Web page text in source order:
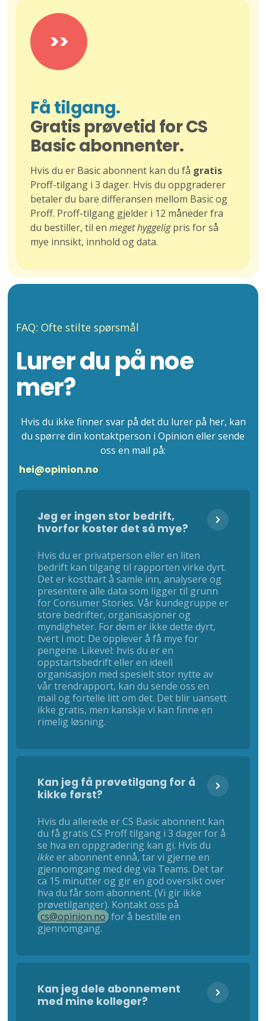
>>
Få tilgang.
Gratis prøvetid for CS
Basic abonnenter.
Hvis du er Basic abonnent kan du få gratis
Proff-tilgang i 3 dager. Hvis du oppgraderer
betaler du bare differansen mellom Basic og
Proff. Proff-tilgang gjelder i 12 måneder fra
du bestiller, til en meget hyggeligpris for så
mye innsikt, innhold og data.
FAQ: Ofte stilte spørsmål
Lurer du på noe
mer?
Hvis du ikke finner svar på det du lurer på her, kan
du spørre din kontaktperson i Opinion eller sende
oss en mail på:
hei@opinion.no
Jeg er ingen stor bedrift,
hvorfor koster det så mye?
Hvis du er privatperson eller en liten
bedrift kan tilgang til rapporten virke dyrt.
Det er kostbart å samle inn, analysere og
presentere alle data som ligger til grunn
for Consumer Stories. Vår kundegruppe er
store bedrifter, organisasjoner og
myndigheter. For dem er ikke dette dyrt,
tvert i mot: De opplever å få mye for
pengene. Likevel: hvis du er en
oppstartsbedrift eller en ideell
organisasjon med spesielt stor nytte av
vår trendrapport, kan du sende oss en
mail og fortelle litt om det. Det blir uansett
ikke gratis, men kanskje vi kan finne en
rimelig løsning.
Kan jeg få prøvetilgang for å
kikke først?
Hvis du allerede er CS Basic abonnent kan
du få gratis CS Proff tilgang i 3 dager for å
se hva en oppgradering kan gi. Hvis du
ikkeer abonnent ennå, tar vi gjerne en
gjennomgang med deg via Teams. Det tar
ca 15 minutter og gir en god oversikt over
hva du får som abonnent. (Vi gir ikke
prøvetilganger). Kontakt oss på
cs@opinion.no for å bestille en
gjennomgang.
Kan jeg dele abonnement
med mine kolleger?